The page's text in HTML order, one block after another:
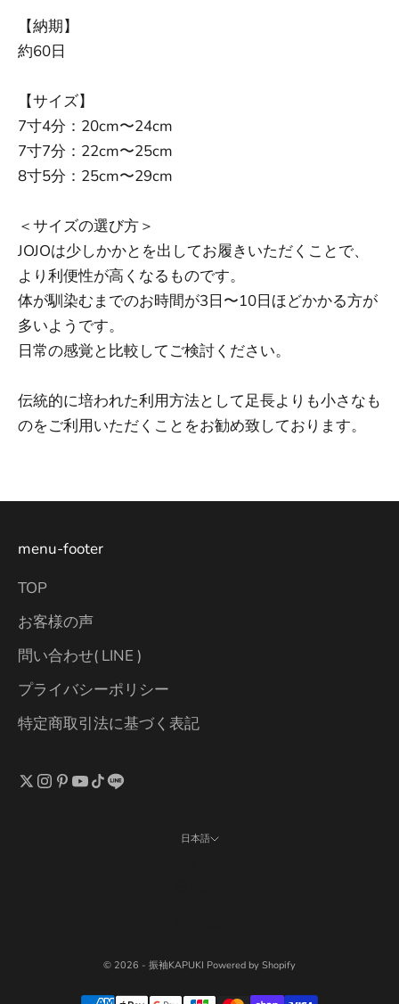
【納期】
約60日
【サイズ】
7寸4分：20cm〜24cm
7寸7分： 22cm〜25cm
8寸5分：25cm〜29cm
＜サイズの選び方＞
JOJOは少しかかとを出してお履きいただくことで、
より利便性が高くなるものです。
体が馴染むまでのお時間が3日〜10日ほどかかる方が
多いようです。
日常の感覚と比較してご検討ください。
伝統的に培われた利用方法として足長よりも小さなも
のをご利用いただくことをお勧め致しております。
menu-footer
TOP
お客様の声
問い合わせ( LINE )
プライバシーポリシー
特定商取引法に基づく表記
日本語
© 2026 - 振袖KAPUKI Powered by Shopify